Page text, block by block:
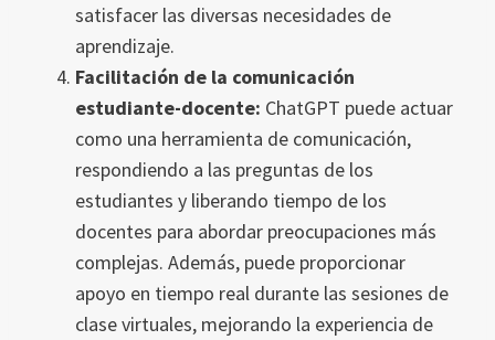
satisfacer las diversas necesidades de
aprendizaje.
Facilitación de la comunicación
estudiante-docente: ChatGPT puede actuar
como una herramienta de comunicación,
respondiendo a las preguntas de los
estudiantes y liberando tiempo de los
docentes para abordar preocupaciones más
complejas. Además, puede proporcionar
apoyo en tiempo real durante las sesiones de
clase virtuales, mejorando la experiencia de